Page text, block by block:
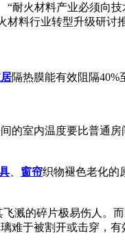
火材料产业必须向技
料行业转型升级研
隔热膜能有效阻隔
室内温度要比普通
窗帘织物褪色老化的
溅的碎片极易伤人
难于被割开或击穿，